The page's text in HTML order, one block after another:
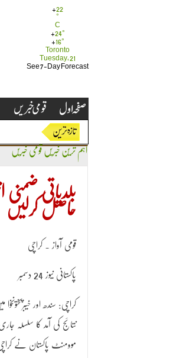
+22
°
C
+24°
+ 16°
Toronto
Tuesday, 21
See 7-Day Forecast
اہم ترین خبریں قومی خبریں
بلدیاتی ضمنی
حاصل کرلیں
قومی آواز ۔ کراچی
پاکستانی نیوز 24 دسمبر
کراچی: سندھ اور
نتائج کی آمد کا سلسلہ
موومنٹ پاکستان نے